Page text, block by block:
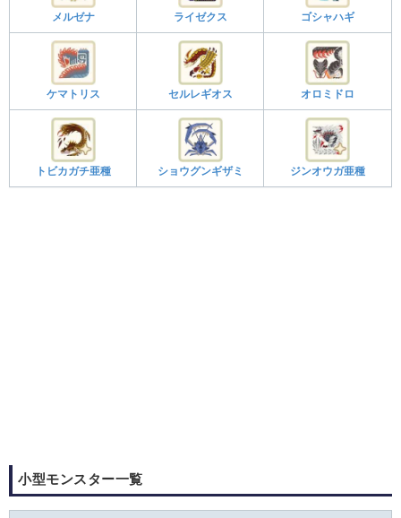
メルゼナ ライゼクス ゴシャハギ
ケマトリス セルレギオス オロミドロ
トビカガチ亜種 ショウグンギザミ ジンオウガ亜種
小型モンスター一覧